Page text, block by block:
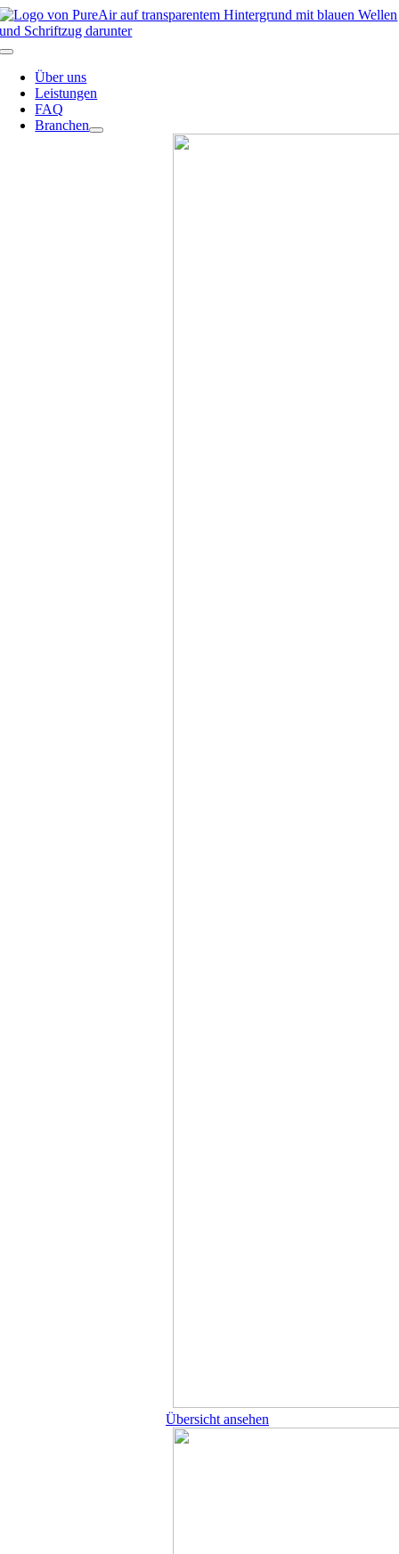
Skip
to
content
Toggle
NavigationÜber uns
Leistungen
FAQ
Branchen
Übersicht ansehen